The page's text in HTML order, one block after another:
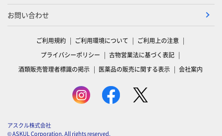
お問い合わせ
ご利用規約 ご利用環境について
ご利用上の注意
プライバシーポリシー
古物営業法に基づく表記
酒類販売管理者標識の掲示
医薬品の販売に関する表示 会社案内
アスクル株式会社
© ASKUL Corporation. All rights reserved.